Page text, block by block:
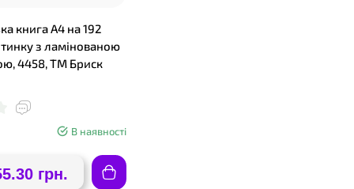
книга А4 на 192
з ламінованою
4458, ТМ Бриск
В наявності
грн.